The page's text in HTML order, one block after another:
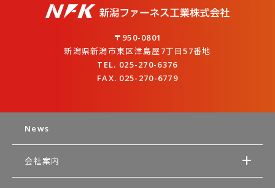
〒950-0801
新潟県新潟市東区津島屋7丁目57番地
TEL. 025-270-6376
FAX. 025-270-6779
News
会社案内